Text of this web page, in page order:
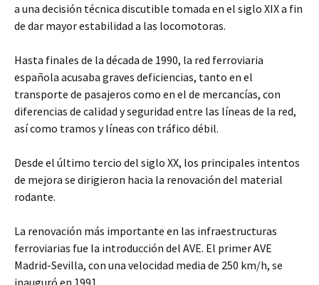
a una decisión técnica discutible tomada en el siglo XIX a fin
de dar mayor estabilidad a las locomotoras.
Hasta finales de la década de 1990, la red ferroviaria
española acusaba graves deficiencias, tanto en el
transporte de pasajeros como en el de mercancías, con
diferencias de calidad y seguridad entre las líneas de la red,
así como tramos y líneas con tráfico débil.
Desde el último tercio del siglo XX, los principales intentos
de mejora se dirigieron hacia la renovación del material
rodante.
La renovación más importante en las infraestructuras
ferroviarias fue la introducción del AVE. El primer AVE
Madrid-Sevilla, con una velocidad media de 250 km/h, se
inauguró en 1991.